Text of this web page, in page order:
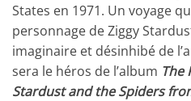
States en 1971. Un voyage
personnage de Ziggy
imaginaire et désinhibé de
sera le héros de l’album The
Stardust and the Spiders